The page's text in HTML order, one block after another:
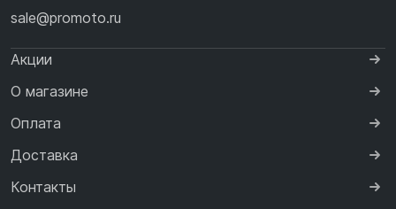
sale@promoto.ru
Акции
О магазине
Оплата
Доставка
Контакты